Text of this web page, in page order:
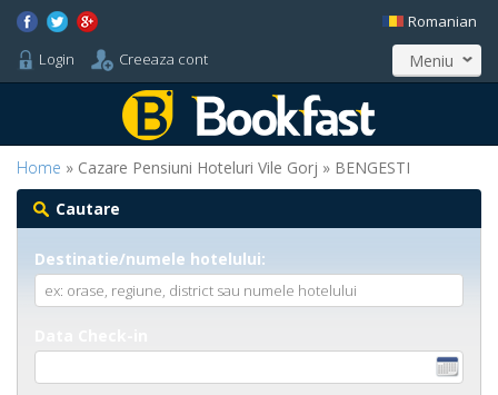
Login Creeaza cont
Romanian
Meniu
Home » Cazare Pensiuni Hoteluri Vile Gorj » BENGESTI
Cautare
Destinatie/numele hotelului: